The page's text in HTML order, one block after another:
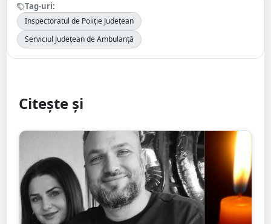
Tag-uri:
Inspectoratul de Poliție Județean
Serviciul Județean de Ambulanță
Citește și